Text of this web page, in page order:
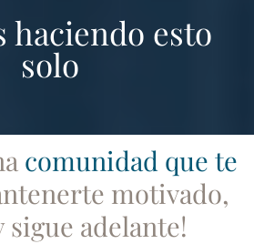
haciendo esto
solo
comunidad que te
motivado,
sigue adelante!